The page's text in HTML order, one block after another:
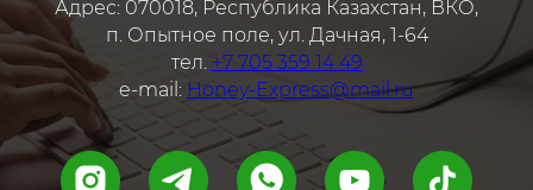
Адрес: 070018, Республика Казахстан, ВКО,
п. Опытное поле, ул. Дачная, 1-64
тел. +7 705 359 14 49
e-mail: Honey-Express@mail.ru